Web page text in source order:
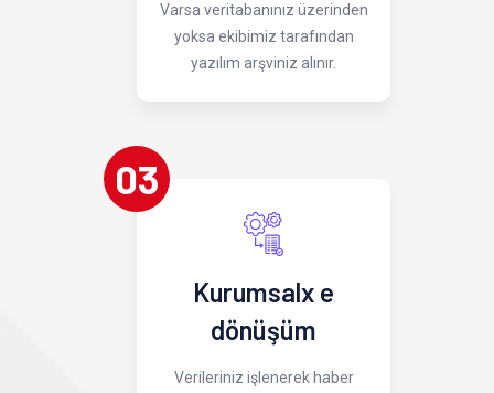
Varsa veritabanınız üzerinden
yoksa ekibimiz tarafından
yazılım arşviniz alınır.
03
Kurumsalx e
dönüşüm
Verileriniz işlenerek haber